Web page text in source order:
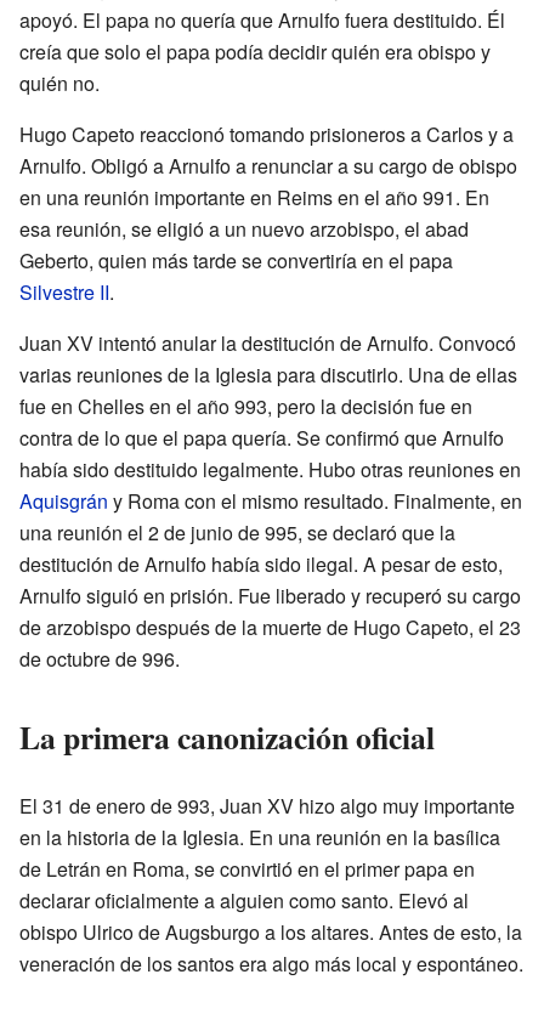
apoyó. El papa no quería que Arnulfo fuera destituido. Él
creía que solo el papa podía decidir quién era obispo y
quién no.
Hugo Capeto reaccionó tomando prisioneros a Carlos y a
Arnulfo. Obligó a Arnulfo a renunciar a su cargo de obispo
en una reunión importante en Reims en el año 991. En
esa reunión, se eligió a un nuevo arzobispo, el abad
Geberto, quien más tarde se convertiría en el papa
Silvestre II.
Juan XV intentó anular la destitución de Arnulfo. Convocó
varias reuniones de la Iglesia para discutirlo. Una de ellas
fue en Chelles en el año 993, pero la decisión fue en
contra de lo que el papa quería. Se confirmó que Arnulfo
había sido destituido legalmente. Hubo otras reuniones en
Aquisgrán y Roma con el mismo resultado. Finalmente, en
una reunión el 2 de junio de 995, se declaró que la
destitución de Arnulfo había sido ilegal. A pesar de esto,
Arnulfo siguió en prisión. Fue liberado y recuperó su cargo
de arzobispo después de la muerte de Hugo Capeto, el 23
de octubre de 996.
La primera canonización oficial
El 31 de enero de 993, Juan XV hizo algo muy importante
en la historia de la Iglesia. En una reunión en la basílica
de Letrán en Roma, se convirtió en el primer papa en
declarar oficialmente a alguien como santo. Elevó al
obispo Ulrico de Augsburgo a los altares. Antes de esto, la
veneración de los santos era algo más local y espontáneo.